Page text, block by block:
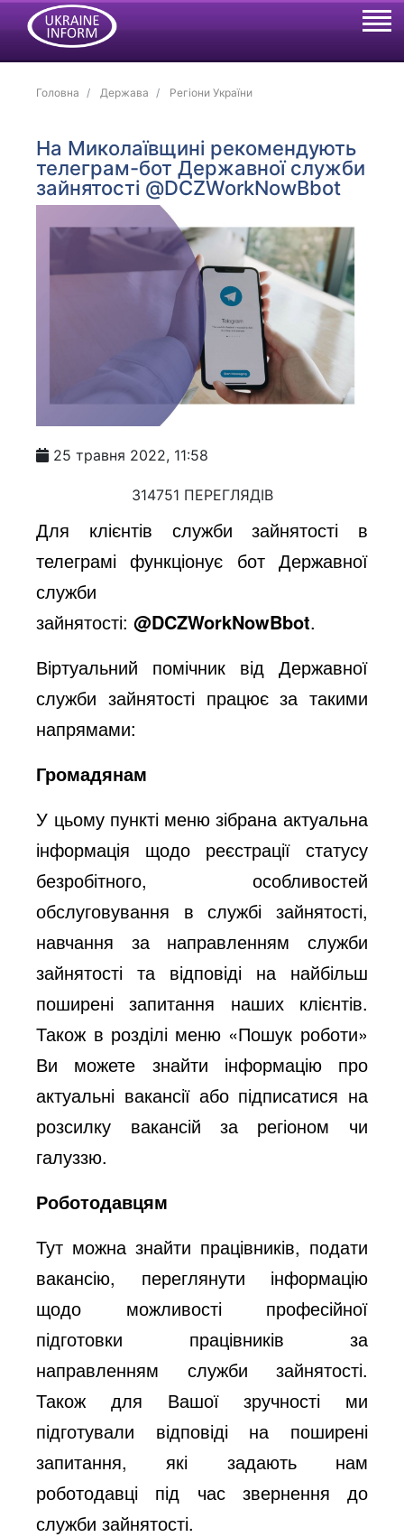
Головна Держава Регіони України
На Миколаївщині рекомендують
телеграм-бот Державної служби
зайнятості @DCZWorkNowBbot
25 травня 2022, 11:58
314751 ПЕРЕГЛЯДІВ
Для клієнтів служби зайнятості в
телеграмі функціонує бот Державної
служби
зайнятості: @DCZWorkNowBbot.
Віртуальний помічник від Державної
служби зайнятості працює за такими
напрямами:
Громадянам
У цьому пункті меню зібрана актуальна
інформація щодо реєстрації статусу
безробітного, особливостей
обслуговування в службі зайнятості,
навчання за направленням служби
зайнятості та відповіді на найбільш
поширені запитання наших клієнтів.
Також в розділі меню «Пошук роботи»
Ви можете знайти інформацію про
актуальні вакансії або підписатися на
розсилку вакансій за регіоном чи
галуззю.
Роботодавцям
Тут можна знайти працівників, подати
вакансію, переглянути інформацію
щодо можливості професійної
підготовки працівників за
направленням служби зайнятості.
Також для Вашої зручності ми
підготували відповіді на поширені
запитання, які задають нам
роботодавці під час звернення до
служби зайнятості.